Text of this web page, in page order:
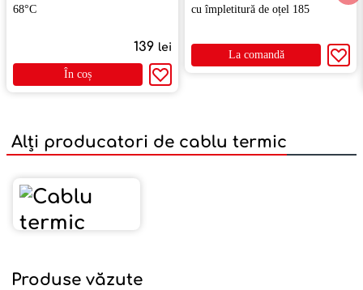
68°С
139 lei
În coș
cu împletitură de oțel 185
La comandă
Alți producatori de cablu termic
Produse văzute